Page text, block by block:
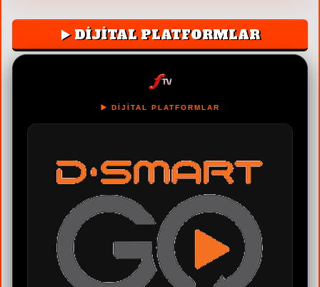
▶️ DİJİTAL PLATFORMLAR
▶️ DİJİTAL PLATFORMLAR